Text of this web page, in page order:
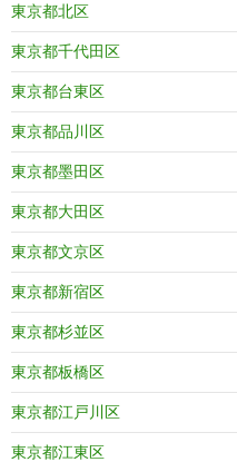
東京都北区
東京都千代田区
東京都台東区
東京都品川区
東京都墨田区
東京都大田区
東京都文京区
東京都新宿区
東京都杉並区
東京都板橋区
東京都江戸川区
東京都江東区